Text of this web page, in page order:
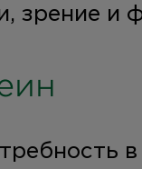
зрение и